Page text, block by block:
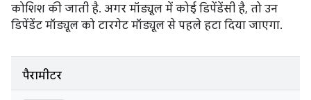
कोशिश की जाती है. अगर मॉड्यूल में कोई डिपेंडेंसी है, तो उन
डिपेंडेंट मॉड्यूल को टारगेट मॉड्यूल से पहले हटा दिया जाएगा.
पैरामीटर